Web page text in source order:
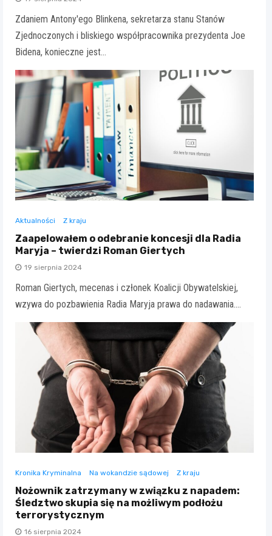
Zdaniem Antony'ego Blinkena, sekretarza stanu Stanów
Zjednoczonych i bliskiego współpracownika prezydenta Joe
Bidena, konieczne jest…
Aktualności Z kraju
Zaapelowałem o odebranie koncesji dla Radia
Maryja – twierdzi Roman Giertych
19 sierpnia 2024
Roman Giertych, mecenas i członek Koalicji Obywatelskiej,
wzywa do pozbawienia Radia Maryja prawa do nadawania.…
Kronika Kryminalna Na wokandzie sądowej Z kraju
Nożownik zatrzymany w związku z napadem:
Śledztwo skupia się na możliwym podłożu
terrorystycznym
16 sierpnia 2024